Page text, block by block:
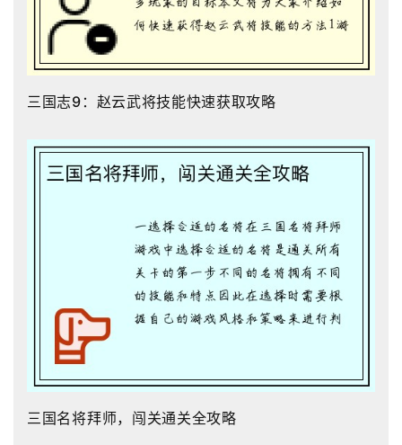
三国志9：赵云武将技能快速获取攻略
三国名将拜师，闯关通关全攻略